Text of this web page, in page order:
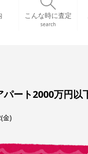
こんな時に査定
search
パート2000万円以
金)